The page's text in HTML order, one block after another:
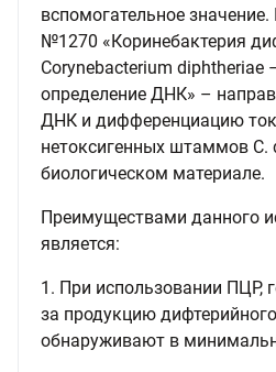
вспомогательное
№1270 «Коринебактерия
Corynebacterium diphtheriae
определение ДНК» –
ДНК и дифференциацию
нетоксигенных штаммов C.
биологическом материале.
Преимуществами данного
является:
1. При использовании ПЦР,
за продукцию
обнаруживают в